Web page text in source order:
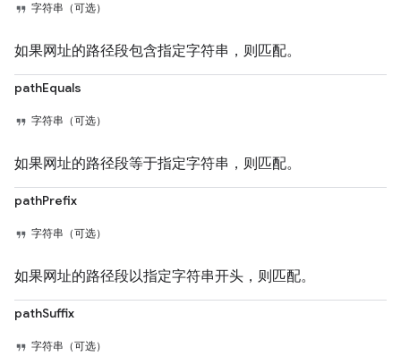
字符串（可选）
如果网址的路径段包含指定字符串，则匹配。
pathEquals
字符串（可选）
如果网址的路径段等于指定字符串，则匹配。
pathPrefix
字符串（可选）
如果网址的路径段以指定字符串开头，则匹配。
pathSuffix
字符串（可选）